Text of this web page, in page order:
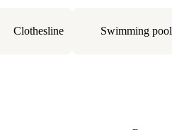
Clothesline Swimming pool